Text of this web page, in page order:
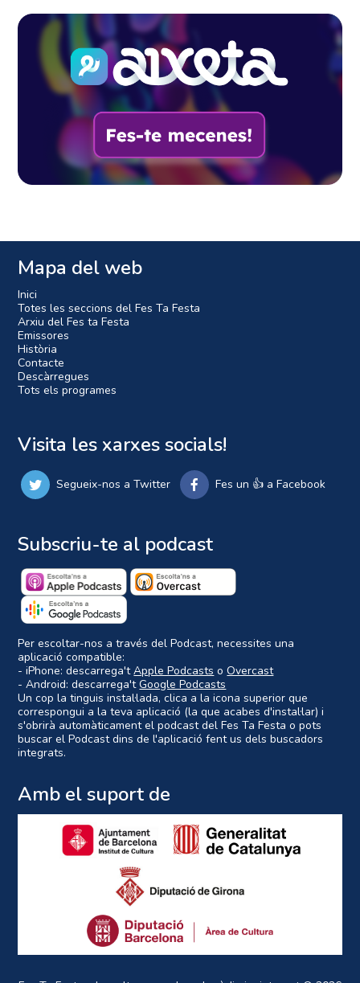
Mapa del web
Inici
Totes les seccions del Fes Ta Festa
Arxiu del Fes ta Festa
Emissores
Història
Contacte
Descàrregues
Tots els programes
Visita les xarxes socials!
Segueix-nos a Twitter Fes un 👍 a Facebook
Subscriu-te al podcast
Per escoltar-nos a través del Podcast, necessites una
aplicació compatible:
- iPhone: descarrega'tApple Podcasts oOvercast
- Android: descarrega'tGoogle Podcasts
Un cop la tinguis instal·lada, clica a la icona superior que
correspongui a la teva aplicació (la que acabes d'instal·lar) i
s'obrirà automàticament el podcast del Fes Ta Festa o pots
buscar el Podcast dins de l'aplicació fent us dels buscadors
integrats.
Amb el suport de